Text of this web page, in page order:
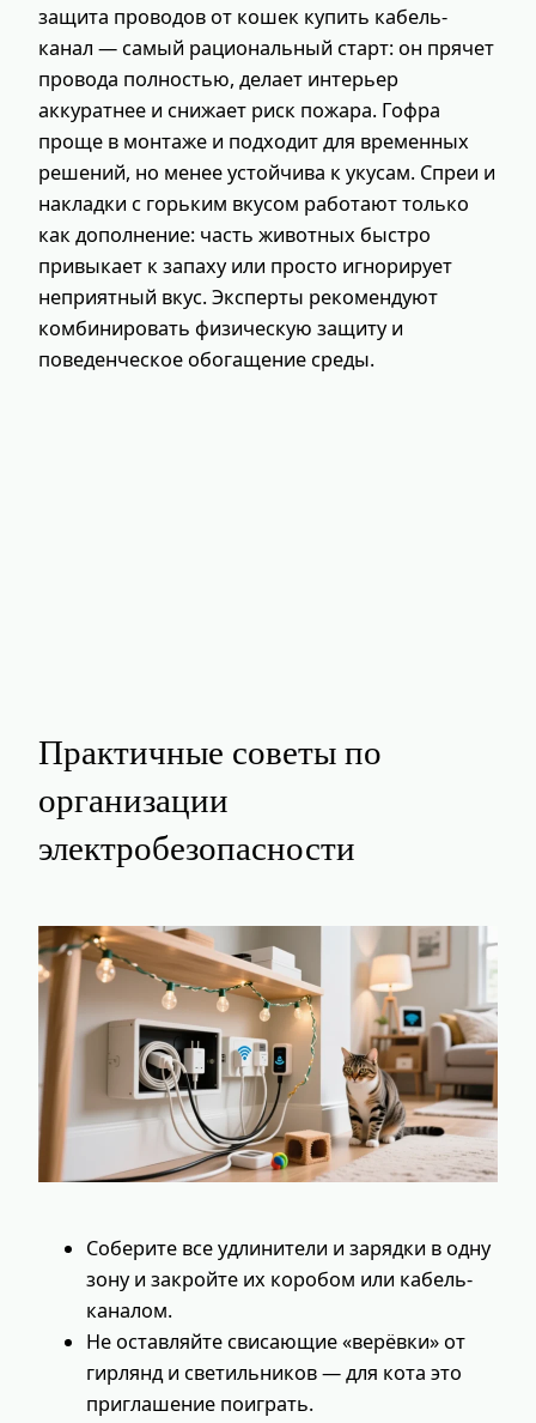
защита проводов от кошек купить кабель-
канал — самый рациональный старт: он прячет
провода полностью, делает интерьер
аккуратнее и снижает риск пожара. Гофра
проще в монтаже и подходит для временных
решений, но менее устойчива к укусам. Спреи и
накладки с горьким вкусом работают только
как дополнение: часть животных быстро
привыкает к запаху или просто игнорирует
неприятный вкус. Эксперты рекомендуют
комбинировать физическую защиту и
поведенческое обогащение среды.
Практичные советы по
организации
электробезопасности
Соберите все удлинители и зарядки в одну
зону и закройте их коробом или кабель-
каналом.
Не оставляйте свисающие «верёвки» от
гирлянд и светильников — для кота это
приглашение поиграть.